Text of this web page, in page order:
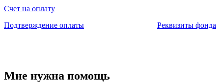
Счет на оплату
Подтверждение оплаты
Реквизиты фонда
Мне нужна помощь